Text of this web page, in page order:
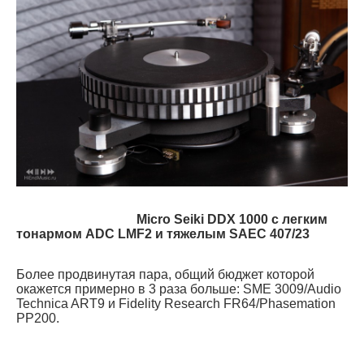
Micro Seiki DDX 1000 с легким
тонармом ADC LMF2 и тяжелым SAEC 407/23
Более продвинутая пара, общий бюджет которой
окажется примерно в 3 раза больше: SME 3009/Audio
Technica ART9 и Fidelity Research FR64/Phasemation
PP200.